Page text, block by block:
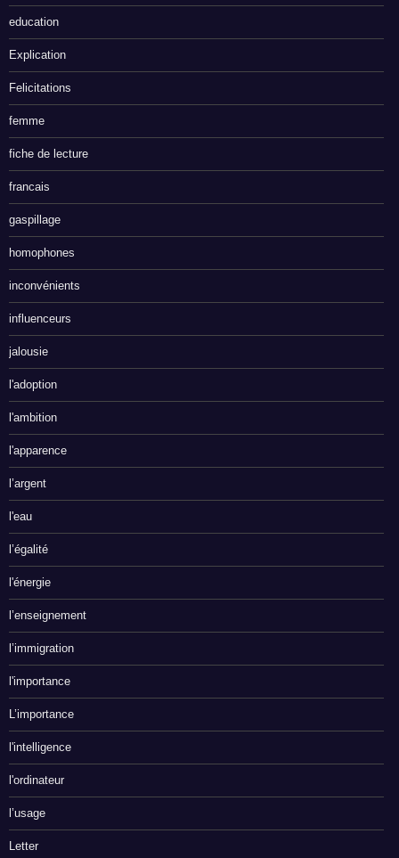
education
Explication
Felicitations
femme
fiche de lecture
francais
gaspillage
homophones
inconvénients
influenceurs
jalousie
l'adoption
l'ambition
l'apparence
l’argent
l'eau
l’égalité
l'énergie
l’enseignement
l’immigration
l'importance
L’importance
l'intelligence
l'ordinateur
l’usage
Letter